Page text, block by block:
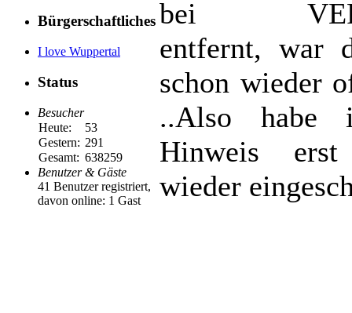
Bürgerschaftliches
I love Wuppertal
Status
Besucher
Heute:
53
Gestern: 291
Gesamt: 638259
Benutzer & Gäste
41 Benutzer registriert,
davon online: 1 Gast
bei
entfernt, war
schon wieder
..Also habe
Hinweis
wieder